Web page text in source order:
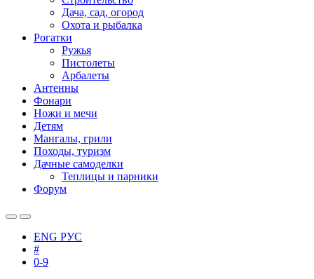
Дача, сад, огород
Охота и рыбалка
Рогатки
Ружья
Пистолеты
Арбалеты
Антенны
Фонари
Ножи и мечи
Детям
Мангалы, грили
Походы, туризм
Дачные самоделки
Теплицы и парники
Форум
ENG РУС
#
0-9